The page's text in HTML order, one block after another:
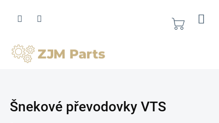
obsah
Nákupní
Šnekové převodovky VTS